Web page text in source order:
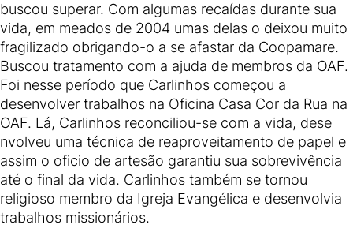
buscou superar. Com algumas recaídas durante sua
vida, em meados de 2004 umas delas o deixou muito
fragilizado obrigando-o a se afastar da Coopamare.
Buscou tratamento com a ajuda de membros da OAF.
Foi nesse período que Carlinhos começou a
desenvolver trabalhos na Oficina Casa Cor da Rua na
OAF. Lá, Carlinhos reconciliou-se com a vida, dese
nvolveu uma técnica de reaproveitamento de papel e
assim o oficio de artesão garantiu sua sobrevivência
até o final da vida. Carlinhos também se tornou
religioso membro da Igreja Evangélica e desenvolvia
trabalhos missionários.